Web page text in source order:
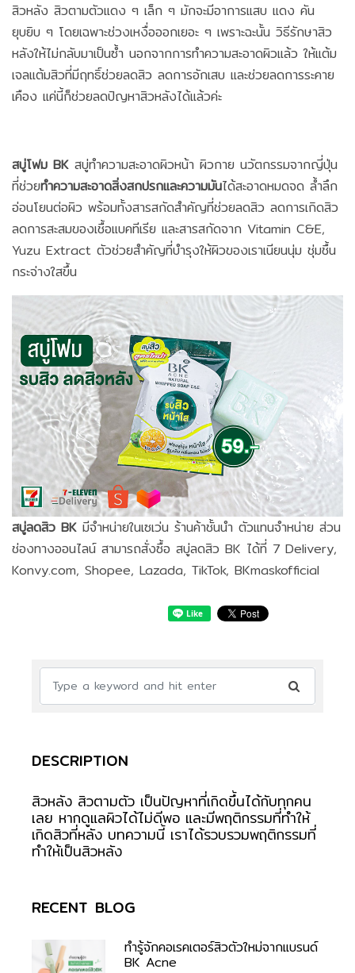
สิวหลัง สิวตามตัวแดง ๆ เล็ก ๆ มักจะมีอาการแสบ แดง คัน
ยุบยิบ ๆ โดยเฉพาะช่วงเหงื่อออกเยอะ ๆ เพราะฉะนั้น วิธีรักษาสิว
หลังให้ไม่กลับมาเป็นซ้ำ นอกจากการทำความสะอาดผิวแล้ว ให้แต้ม
เจลแต้มสิวที่มีฤทธิ์ช่วยลดสิว ลดการอักเสบ และช่วยลดการระคาย
เคือง แค่นี้ก็ช่วยลดปัญหาสิวหลังได้แล้วค่ะ
สบู่โฟม BK สบู่ทำความสะอาดผิวหน้า ผิวกาย นวัตกรรมจากญี่ปุ่น
ที่ช่วยทำความสะอาดสิ่งสกปรกและความมันได้สะอาดหมดจด ล้ำลึก
อ่อนโยนต่อผิว พร้อมทั้งสารสกัดสำคัญที่ช่วยลดสิว ลดการเกิดสิว
ลดการสะสมของเชื้อแบคทีเรีย และสารสกัดจาก Vitamin C&E,
Yuzu Extract ตัวช่วยสำคัญที่บำรุงให้ผิวของเราเนียนนุ่ม ชุ่มชื้น
กระจ่างใสขึ้น
สบู่ลดสิว BK มีจำหน่ายในเซเว่น ร้านค้าชั้นนำ ตัวแทนจำหน่าย ส่วน
ช่องทางออนไลน์ สามารถสั่งซื้อ สบู่ลดสิว BK ได้ที่ 7 Delivery,
Konvy.com, Shopee, Lazada, TikTok, BKmaskofficial
DESCRIPTION
สิวหลัง สิวตามตัว เป็นปัญหาที่เกิดขึ้นได้กับทุกคน
เลย หากดูแลผิวได้ไม่ดีพอ และมีพฤติกรรมที่ทำให้
เกิดสิวที่หลัง บทความนี้ เราได้รวบรวมพฤติกรรมที่
ทำให้เป็นสิวหลัง
RECENT BLOG
ทำรู้จักคอเรคเตอร์สิวตัวใหม่จากแบรนด์
BK Acne